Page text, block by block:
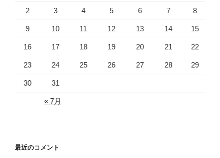
2 3 4 5 6 7 8
9 10 11 12 13 14 15
16 17 18 19 20 21 22
23 24 25 26 27 28 29
30 31
« 7月
最近のコメント